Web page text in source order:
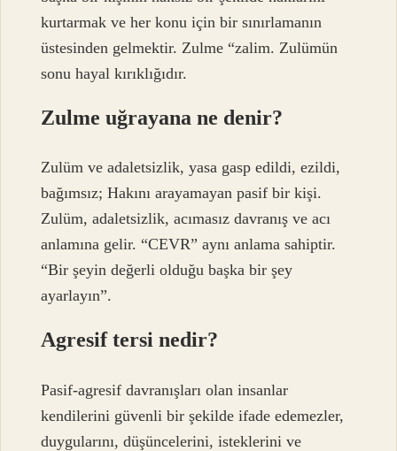
kurtarmak ve her konu için bir sınırlamanın
üstesinden gelmektir. Zulme “zalim. Zulümün
sonu hayal kırıklığıdır.
Zulme uğrayana ne denir?
Zulüm ve adaletsizlik, yasa gasp edildi, ezildi,
bağımsız; Hakını arayamayan pasif bir kişi.
Zulüm, adaletsizlik, acımasız davranış ve acı
anlamına gelir. “CEVR” aynı anlama sahiptir.
“Bir şeyin değerli olduğu başka bir şey
ayarlayın”.
Agresif tersi nedir?
Pasif-agresif davranışları olan insanlar
kendilerini güvenli bir şekilde ifade edemezler,
duygularını, düşüncelerini, isteklerini ve